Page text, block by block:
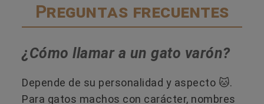
Preguntas frecuentes
¿Cómo llamar a un gato varón?
Depende de su personalidad y aspecto 🐱.
Para gatos machos con carácter, nombres